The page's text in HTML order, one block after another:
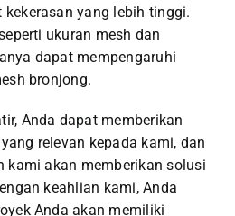
yang lebih tinggi.
ukuran mesh dan
dapat mempengaruhi
bronjong.
Anda dapat memberikan
relevan kepada kami, dan
kami akan memberikan solusi
keahlian kami, Anda
Anda akan memiliki